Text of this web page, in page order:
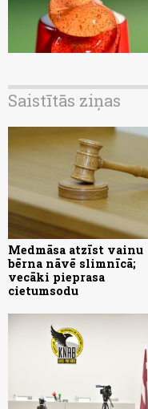
Saistītās ziņas
Medmāsa atzīst vainu
bērna nāvē slimnīcā;
vecāki pieprasa
cietumsodu